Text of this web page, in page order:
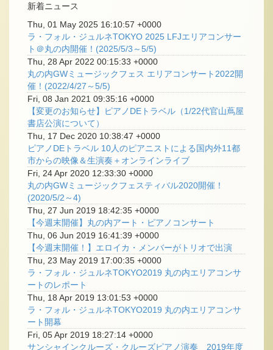
新着ニュース
Thu, 01 May 2025 16:10:57 +0000
ラ・フォル・ジュルネTOKYO 2025 LFJエリアコンサー
ト＠丸の内開催！(2025/5/3～5/5)
Thu, 28 Apr 2022 00:15:33 +0000
丸の内GWミュージックフェス エリアコンサート2022開
催！(2022/4/27～5/5)
Fri, 08 Jan 2021 09:35:16 +0000
【変更のお知らせ】ピアノDEトラベル（1/22代官山蔦屋
書店公演について）
Thu, 17 Dec 2020 10:38:47 +0000
ピアノDEトラベル 10人のピアニストによる国内外11都
市からの映像＆生演奏＋オンラインライブ
Fri, 24 Apr 2020 12:33:30 +0000
丸の内GWミュージックフェスティバル2020開催！
(2020/5/2～4)
Thu, 27 Jun 2019 18:42:35 +0000
【今週末開催】丸の内アート・ピアノコンサート
Thu, 06 Jun 2019 16:41:39 +0000
【今週末開催！】エロイカ・メンバーがトリオで出演
Thu, 23 May 2019 17:00:35 +0000
ラ・フォル・ジュルネTOKYO2019 丸の内エリアコンサ
ートのレポート
Thu, 18 Apr 2019 13:01:53 +0000
ラ・フォル・ジュルネTOKYO2019 丸の内エリアコンサ
ート開幕
Fri, 05 Apr 2019 18:27:14 +0000
サンシャインクルーズ・クルーズピアノ演奏 2019年度